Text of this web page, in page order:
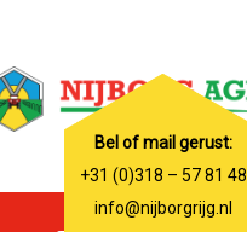
Bel of mail gerust:
+31 (0)318 – 57 81 48
info@nijborgrijg.nl